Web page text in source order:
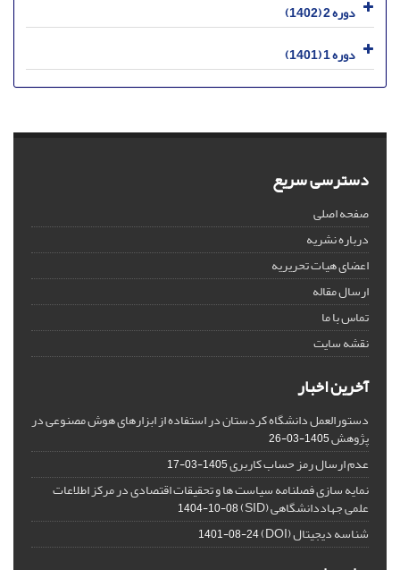
دوره 2 (1402)
دوره 1 (1401)
دسترسی سریع
صفحه اصلی
درباره نشریه
اعضای هیات تحریریه
ارسال مقاله
تماس با ما
نقشه سایت
آخرین اخبار
دستورالعمل دانشگاه کردستان در استفاده از ابزارهای هوش مصنوعی در
پژوهش1405-03-26
عدم ارسال رمز حساب کاربری1405-03-17
نمایه سازی فصلنامه سیاست ها و تحقیقات اقتصادی در مرکز اطلاعات
علمی جهاددانشگاهی (SID) 1404-10-08
شناسه دیجیتال (DOI) 1401-08-24